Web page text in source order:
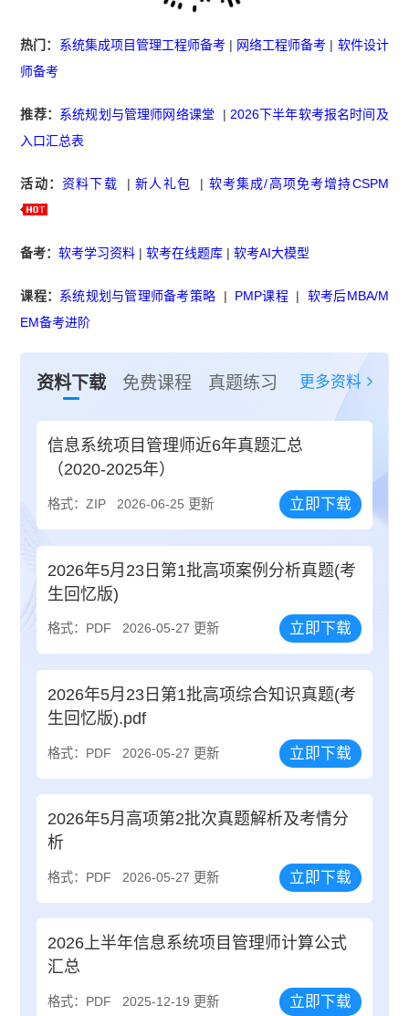
热门： 系统集成项目管理工程师备考 | 网络工程师备考 | 软件设计
师备考
推荐： 系统规划与管理师网络课堂 | 2026下半年软考报名时间及
入口汇总表
活动： 资料下载 |新人礼包 | 软考集成/高项免考增持CSPM
备考：软考学习资料 |软考在线题库 |软考AI大模型
课程： 系统规划与管理师备考策略 | PMP课程| 软考后MBA/M
EM备考进阶
资料下载 免费课程 真题练习 更多资料
信息系统项目管理师近6年真题汇总
（2020-2025年）
格式：ZIP 2026-06-25 更新 立即下载
2026年5月23日第1批高项案例分析真题(考
生回忆版)
格式：PDF 2026-05-27 更新 立即下载
2026年5月23日第1批高项综合知识真题(考
生回忆版).pdf
格式：PDF 2026-05-27 更新 立即下载
2026年5月高项第2批次真题解析及考情分
析
格式：PDF 2026-05-27 更新 立即下载
2026上半年信息系统项目管理师计算公式
汇总
格式：PDF 2025-12-19 更新 立即下载